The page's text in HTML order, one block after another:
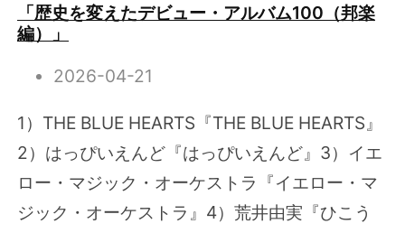
「歴史を変えたデビュー・アルバム100（邦楽
編）」
2026-04-21
1）THE BLUE HEARTS『THE BLUE HEARTS』
2）はっぴいえんど『はっぴいえんど』3）イエ
ロー・マジック・オーケストラ『イエロー・マ
ジック・オーケストラ』4）荒井由実『ひこう